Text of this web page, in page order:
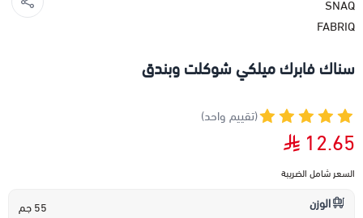
سناك فابرك ميلكي شوكلت وبندق
(تقييم واحد)
12.65
السعر شامل الضريبة
الوزن 55 جم